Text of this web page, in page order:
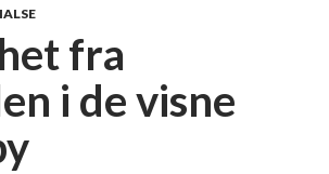
fra
i de visne